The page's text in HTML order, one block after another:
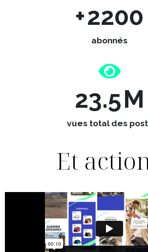
+2200
abonnés
23.5M
vues total des
Et